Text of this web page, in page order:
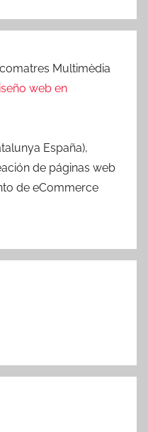
Multimèdia
web en
España),
de páginas web
de eCommerce